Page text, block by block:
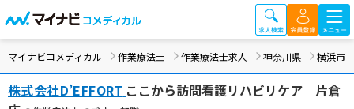
マイナビコメディカル 作業療法士 作業療法士求人 神奈川県 横浜市
株式会社D’EFFORT ここから訪問看護リハビリケア 片倉